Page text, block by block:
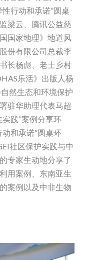
行动和承诺”圆桌
梁云、腾讯公益慈
国家地理》地道风
份有限公司总裁李
长杨彪、老土乡村
乐活》出版人杨
然生态和环境保护
驻华助理代表马超
践”案例分享环
和承诺”圆桌环
社区保护实践与中
专家生动地分享了
用案例、东南亚生
案例以及中非生物